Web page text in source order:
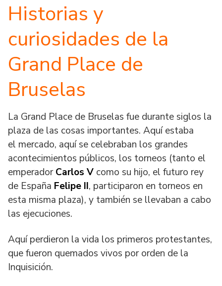
Historias y
curiosidades de la
Grand Place de
Bruselas
La Grand Place de Bruselas fue durante siglos la
plaza de las cosas importantes. Aquí estaba
el mercado, aquí se celebraban los grandes
acontecimientos públicos, los torneos (tanto el
emperadorCarlos V como su hijo, el futuro rey
de España Felipe II, participaron en torneos en
esta misma plaza), y también se llevaban a cabo
las ejecuciones.
Aquí perdieron la vida los primeros protestantes,
que fueron quemados vivos por orden de la
Inquisición.